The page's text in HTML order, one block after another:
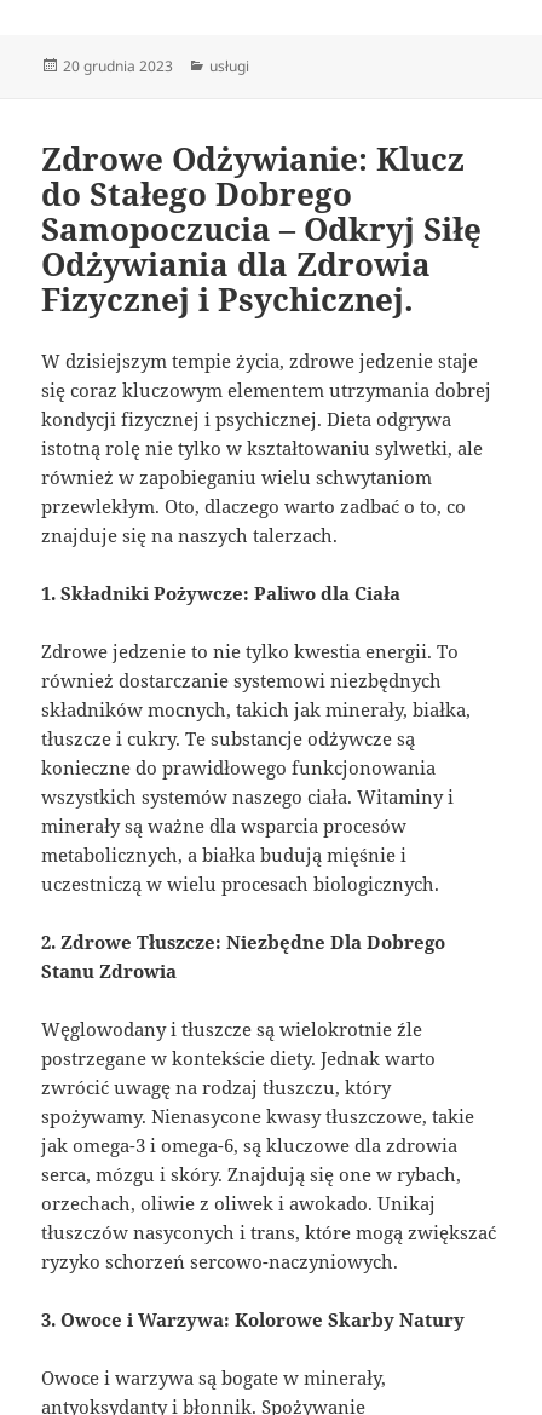
Data
20 grudnia 2023 Kategorie
usługi
Zdrowe Odżywianie: Klucz
do Stałego Dobrego
Samopoczucia – Odkryj Siłę
Odżywiania dla Zdrowia
Fizycznej i Psychicznej.
W dzisiejszym tempie życia, zdrowe jedzenie staje
się coraz kluczowym elementem utrzymania dobrej
kondycji fizycznej i psychicznej. Dieta odgrywa
istotną rolę nie tylko w kształtowaniu sylwetki, ale
również w zapobieganiu wielu schwytaniom
przewlekłym. Oto, dlaczego warto zadbać o to, co
znajduje się na naszych talerzach.
1. Składniki Pożywcze: Paliwo dla Ciała
Zdrowe jedzenie to nie tylko kwestia energii. To
również dostarczanie systemowi niezbędnych
składników mocnych, takich jak minerały, białka,
tłuszcze i cukry. Te substancje odżywcze są
konieczne do prawidłowego funkcjonowania
wszystkich systemów naszego ciała. Witaminy i
minerały są ważne dla wsparcia procesów
metabolicznych, a białka budują mięśnie i
uczestniczą w wielu procesach biologicznych.
2. Zdrowe Tłuszcze: Niezbędne Dla Dobrego
Stanu Zdrowia
Węglowodany i tłuszcze są wielokrotnie źle
postrzegane w kontekście diety. Jednak warto
zwrócić uwagę na rodzaj tłuszczu, który
spożywamy. Nienasycone kwasy tłuszczowe, takie
jak omega-3 i omega-6, są kluczowe dla zdrowia
serca, mózgu i skóry. Znajdują się one w rybach,
orzechach, oliwie z oliwek i awokado. Unikaj
tłuszczów nasyconych i trans, które mogą zwiększać
ryzyko schorzeń sercowo-naczyniowych.
3. Owoce i Warzywa: Kolorowe Skarby Natury
Owoce i warzywa są bogate w minerały,
antyoksydanty i błonnik. Spożywanie